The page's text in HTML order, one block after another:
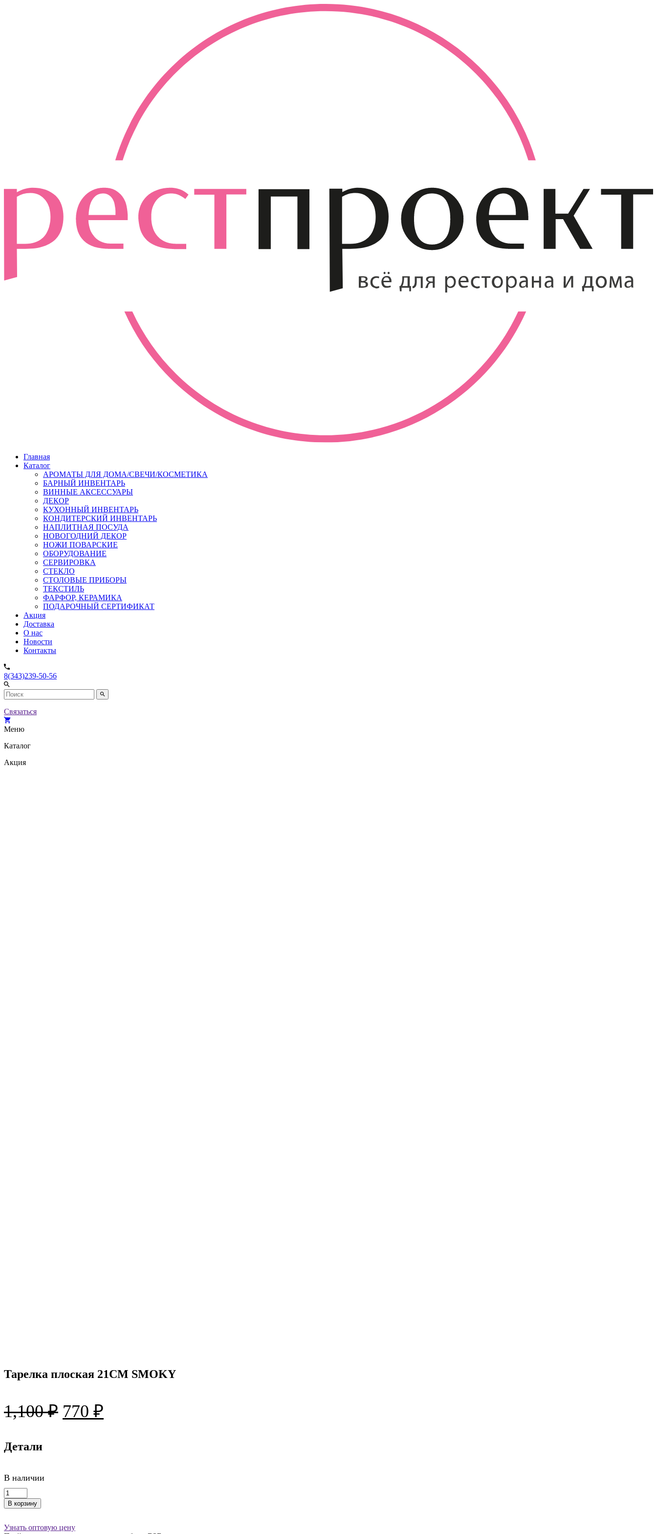
Главная
Каталог
АРОМАТЫ ДЛЯ ДОМА/СВЕЧИ/КОСМЕТИКА
БАРНЫЙ ИНВЕНТАРЬ
ВИННЫЕ АКСЕССУАРЫ
ДЕКОР
КУХОННЫЙ ИНВЕНТАРЬ
КОНДИТЕРСКИЙ ИНВЕНТАРЬ
НАПЛИТНАЯ ПОСУДА
НОВОГОДНИЙ ДЕКОР
НОЖИ ПОВАРСКИЕ
ОБОРУДОВАНИЕ
СЕРВИРОВКА
СТЕКЛО
СТОЛОВЫЕ ПРИБОРЫ
ТЕКСТИЛЬ
ФАРФОР, КЕРАМИКА
ПОДАРОЧНЫЙ СЕРТИФИКАТ
Акция
Доставка
О нас
Новости
Контакты
8(343)239-50-56
Связаться
Меню
Каталог
Акция
Тарелка плоская 21CM SMOKY
1,100₽ Первоначальная
770 ₽
Детали
В наличии
Количество
товара
Тарелка
21CM
В корзину
Узнать оптовую цену